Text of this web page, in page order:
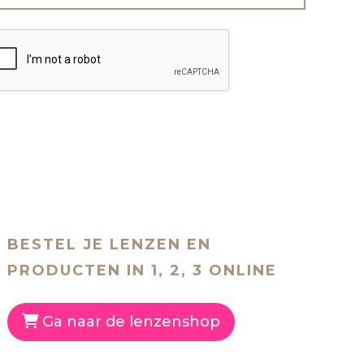
BESTEL JE LENZEN EN
PRODUCTEN IN 1, 2, 3 ONLINE
Ga naar de lenzenshop